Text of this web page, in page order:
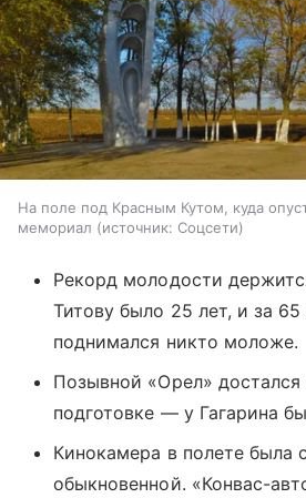
На поле под Красным Кутом, куда
мемориал
источник: Соцсети
Рекорд молодости
Титову было 25 лет, и за
поднимался никто моложе.
Позывной «Орел»
подготовке — у Гагарина
Кинокамера в полете была
обыкновенной. «Конвас-